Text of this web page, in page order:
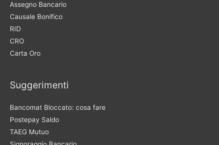
Assegno Bancario
Causale Bonifico
RID
CRO
Carta Oro
Suggerimenti
Bancomat Bloccato: cosa fare
Postepay Saldo
TAEG Mutuo